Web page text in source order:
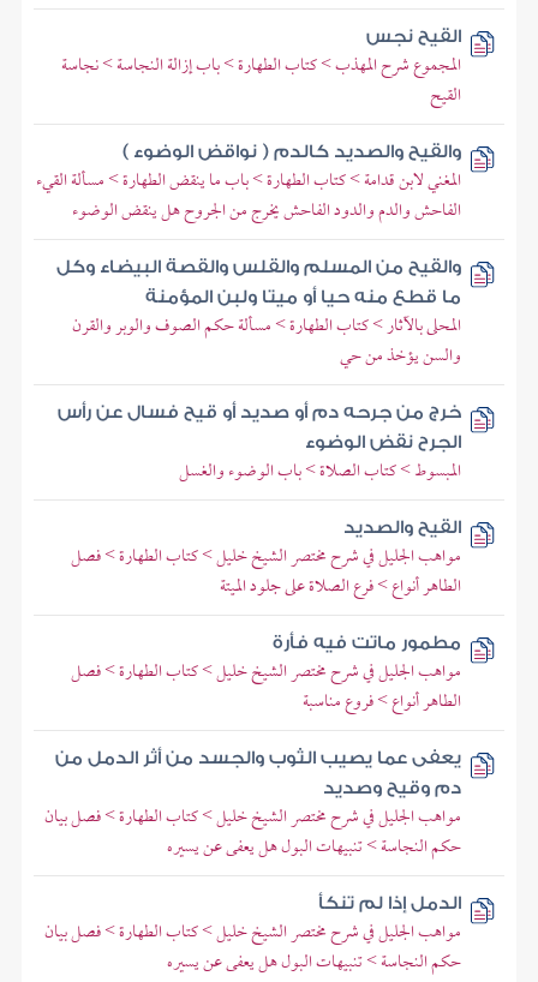
القيح نجس
المجموع شرح المهذب > كتاب الطهارة > باب إزالة النجاسة > نجاسة
القيح
والقيح والصديد كالدم ( نواقض الوضوء )
المغني لابن قدامة > كتاب الطهارة > باب ما ينقض الطهارة > مسألة القيء
الفاحش والدم والدود الفاحش يخرج من الجروح هل ينقض الوضوء
والقيح من المسلم والقلس والقصة البيضاء وكل
ما قطع منه حيا أو ميتا ولبن المؤمنة
المحلى بالآثار > كتاب الطهارة > مسألة حكم الصوف والوبر والقرن
والسن يؤخذ من حي
خرج من جرحه دم أو صديد أو قيح فسال عن رأس
الجرح نقض الوضوء
المبسوط > كتاب الصلاة > باب الوضوء والغسل
القيح والصديد
مواهب الجليل في شرح مختصر الشيخ خليل > كتاب الطهارة > فصل
الطاهر أنواع > فرع الصلاة على جلود الميتة
مطمور ماتت فيه فأرة
مواهب الجليل في شرح مختصر الشيخ خليل > كتاب الطهارة > فصل
الطاهر أنواع > فروع مناسبة
يعفى عما يصيب الثوب والجسد من أثر الدمل من
دم وقيح وصديد
مواهب الجليل في شرح مختصر الشيخ خليل > كتاب الطهارة > فصل بيان
حكم النجاسة > تنبيهات البول هل يعفى عن يسيره
الدمل إذا لم تنكأ
مواهب الجليل في شرح مختصر الشيخ خليل > كتاب الطهارة > فصل بيان
حكم النجاسة > تنبيهات البول هل يعفى عن يسيره